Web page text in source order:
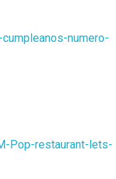
numero-
Pop-restaurant-lets-